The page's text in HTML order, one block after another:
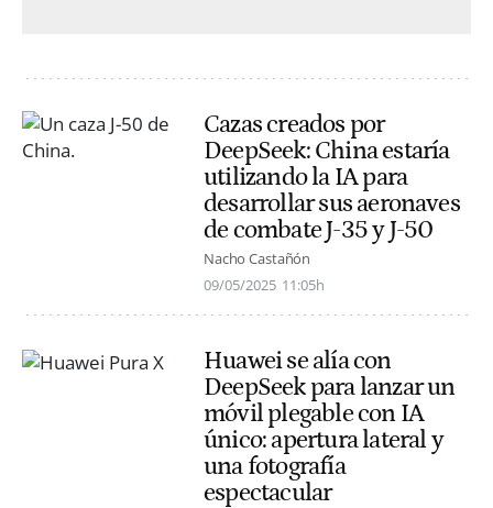
Cazas creados por
DeepSeek: China estaría
utilizando la IA para
desarrollar sus aeronaves
de combate J-35 y J-50
Nacho Castañón
09/05/2025 11:05h
Huawei se alía con
DeepSeek para lanzar un
móvil plegable con IA
único: apertura lateral y
una fotografía
espectacular